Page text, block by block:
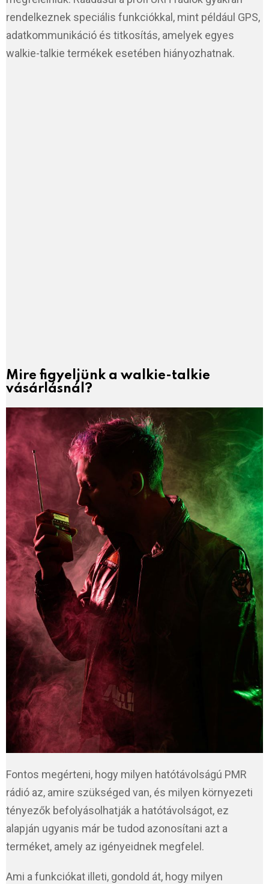
rendelkeznek speciális funkciókkal, mint például GPS,
adatkommunikáció és titkosítás, amelyek egyes
walkie-talkie termékek esetében hiányozhatnak.
Mire figyeljünk a walkie-talkie
vásárlásnál?
Fontos megérteni, hogy milyen hatótávolságú PMR
rádió az, amire szükséged van, és milyen környezeti
tényezők befolyásolhatják a hatótávolságot, ez
alapján ugyanis már be tudod azonosítani azt a
terméket, amely az igényeidnek megfelel.
Ami a funkciókat illeti, gondold át, hogy milyen